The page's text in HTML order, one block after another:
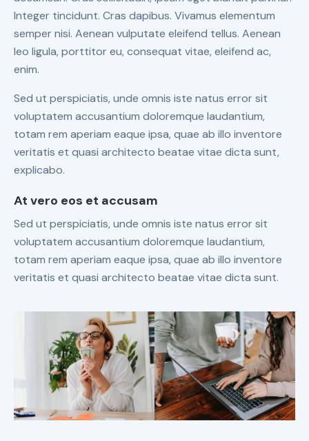
Integer tincidunt. Cras dapibus. Vivamus elementum
semper nisi. Aenean vulputate eleifend tellus. Aenean
leo ligula, porttitor eu, consequat vitae, eleifend ac,
enim.
Sed ut perspiciatis, unde omnis iste natus error sit
voluptatem accusantium doloremque laudantium,
totam rem aperiam eaque ipsa, quae ab illo inventore
veritatis et quasi architecto beatae vitae dicta sunt,
explicabo.
At vero eos et accusam
Sed ut perspiciatis, unde omnis iste natus error sit
voluptatem accusantium doloremque laudantium,
totam rem aperiam eaque ipsa, quae ab illo inventore
veritatis et quasi architecto beatae vitae dicta sunt.